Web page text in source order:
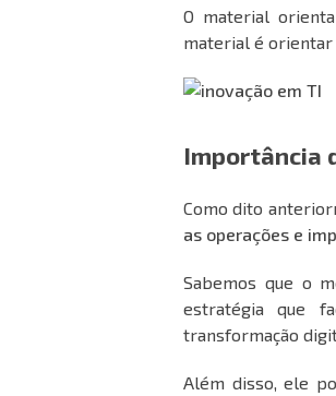
O material
material é orientar
Importância
Como dito
as operações e
Sabemos que o
estratégia que
transformação
Além disso, ele